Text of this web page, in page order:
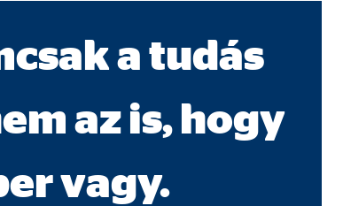
a tudás
az is, hogy
vagy.
a